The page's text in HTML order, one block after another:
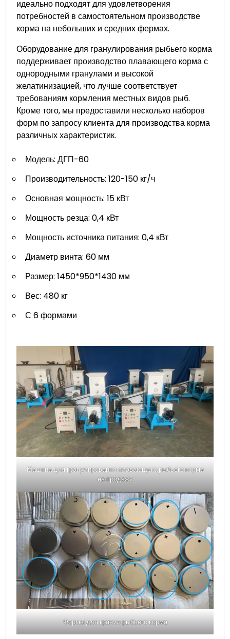
идеально подходят для удовлетворения
потребностей в самостоятельном производстве
корма на небольших и средних фермах.
Оборудование для гранулирования рыбьего корма
поддерживает производство плавающего корма с
однородными гранулами и высокой
желатинизацией, что лучше соответствует
требованиям кормления местных видов рыб.
Кроме того, мы предоставили несколько наборов
форм по запросу клиента для производства корма
различных характеристик.
Модель: ДГП-60
Производительность: 120-150 кг/ч
Основная мощность: 15 кВт
Мощность резца: 0,4 кВт
Мощность источника питания: 0,4 кВт
Диаметр винта: 60 ​​мм
Размер: 1450*950*1430 мм
Вес: 480 кг
С 6 формами
Машина для гранулирования плавающего рыбьего корма
на продажу
Формы для гранул рыбьего корма